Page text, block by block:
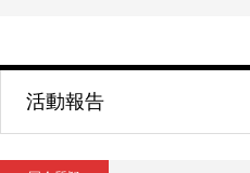
活動報告